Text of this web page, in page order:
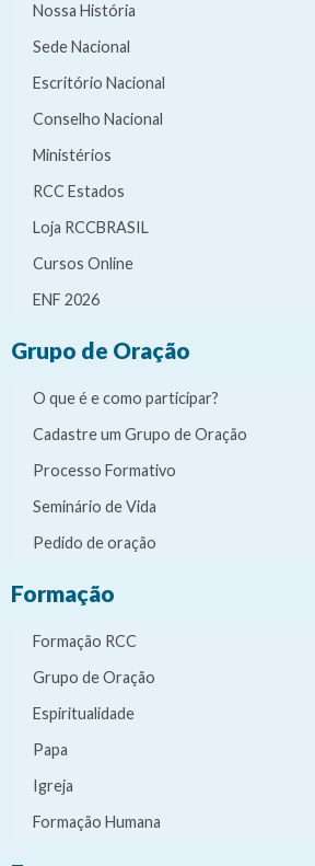
Nossa História
Sede Nacional
Escritório Nacional
Conselho Nacional
Ministérios
RCC Estados
Loja RCCBRASIL
Cursos Online
ENF 2026
Grupo de Oração
O que é e como participar?
Cadastre um Grupo de Oração
Processo Formativo
Seminário de Vida
Pedido de oração
Formação
Formação RCC
Grupo de Oração
Espiritualidade
Papa
Igreja
Formação Humana